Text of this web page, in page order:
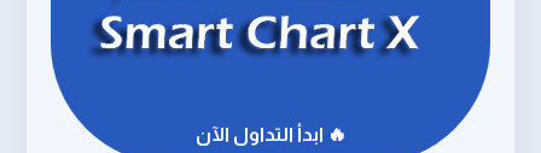
🔥 ابدأ التداول الآن